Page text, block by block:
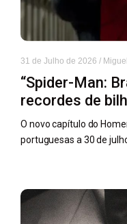
31 de Julho de 2026 /
“Spider-Man:
recordes de
O novo capítulo do
portuguesas a 30 de